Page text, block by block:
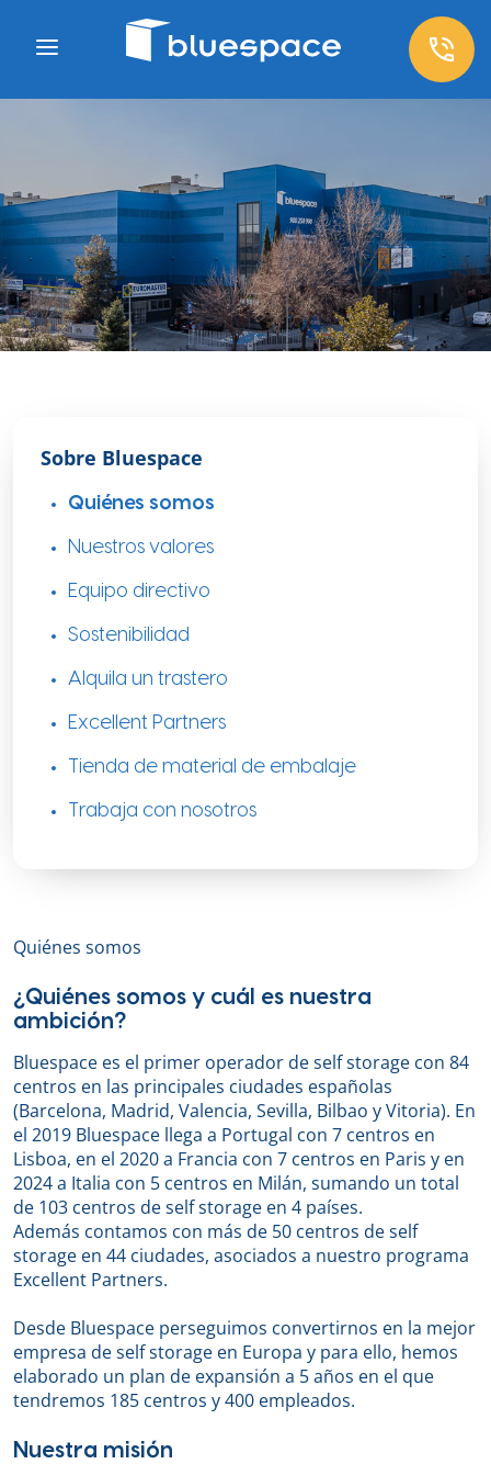
Sobre Bluespace
Quiénes somos
Nuestros valores
Equipo directivo
Sostenibilidad
Alquila un trastero
Excellent Partners
Tienda de material de embalaje
Trabaja con nosotros
Quiénes somos
¿Quiénes somos y cuál es nuestra
ambición?
Bluespace es el primer operador de self storage con 84
centros en las principales ciudades españolas
(Barcelona, Madrid, Valencia, Sevilla, Bilbao y Vitoria). En
el 2019 Bluespace llega a Portugal con 7 centros en
Lisboa, en el 2020 a Francia con 7 centros en Paris y en
2024 a Italia con 5 centros en Milán, sumando un total
de 103 centros de self storage en 4 países.
Además contamos con más de 50 centros de self
storage en 44 ciudades, asociados a nuestro programa
Excellent Partners.
Desde Bluespace perseguimos convertirnos en la mejor
empresa de self storage en Europa y para ello, hemos
elaborado un plan de expansión a 5 años en el que
tendremos 185 centros y 400 empleados.
Nuestra misión